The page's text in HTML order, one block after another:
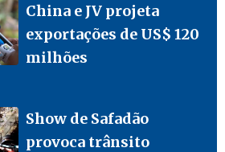
China e JV projeta
exportações de US$ 120
milhões
Show de Safadão
provoca trânsito